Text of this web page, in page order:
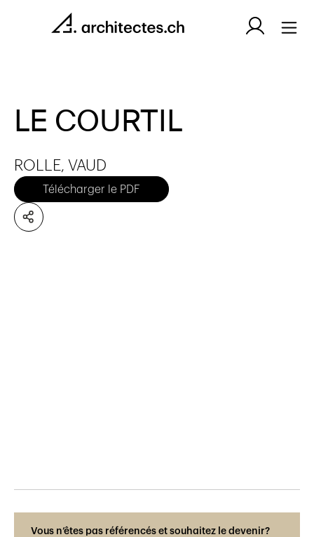
LE COURTIL
ROLLE, VAUD
Télécharger le PDF
Vous n’êtes pas référencés et souhaitez le devenir?